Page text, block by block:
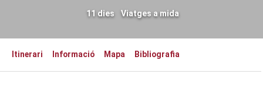
11 dies Viatges a mida
Itinerari Informació Mapa Bibliografia